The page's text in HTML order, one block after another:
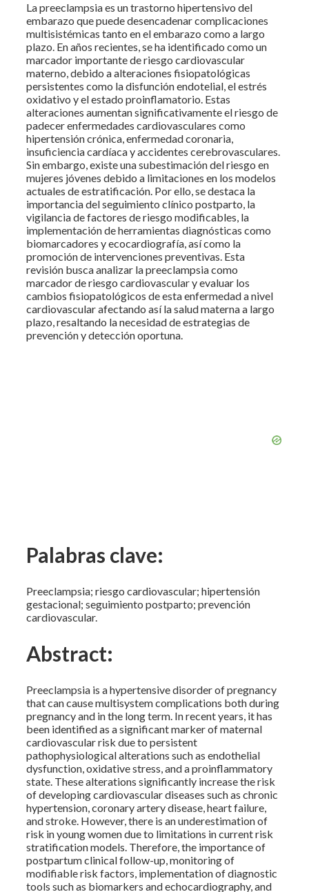
La preeclampsia es un trastorno hipertensivo del
embarazo que puede desencadenar complicaciones
multisistémicas tanto en el embarazo como a largo
plazo. En años recientes, se ha identificado como un
marcador importante de riesgo cardiovascular
materno, debido a alteraciones fisiopatológicas
persistentes como la disfunción endotelial, el estrés
oxidativo y el estado proinflamatorio. Estas
alteraciones aumentan significativamente el riesgo de
padecer enfermedades cardiovasculares como
hipertensión crónica, enfermedad coronaria,
insuficiencia cardíaca y accidentes cerebrovasculares.
Sin embargo, existe una subestimación del riesgo en
mujeres jóvenes debido a limitaciones en los modelos
actuales de estratificación. Por ello, se destaca la
importancia del seguimiento clínico postparto, la
vigilancia de factores de riesgo modificables, la
implementación de herramientas diagnósticas como
biomarcadores y ecocardiografía, así como la
promoción de intervenciones preventivas. Esta
revisión busca analizar la preeclampsia como
marcador de riesgo cardiovascular y evaluar los
cambios fisiopatológicos de esta enfermedad a nivel
cardiovascular afectando así la salud materna a largo
plazo, resaltando la necesidad de estrategias de
prevención y detección oportuna.
Palabras clave:
Preeclampsia; riesgo cardiovascular; hipertensión
gestacional; seguimiento postparto; prevención
cardiovascular.
Abstract:
Preeclampsia is a hypertensive disorder of pregnancy
that can cause multisystem complications both during
pregnancy and in the long term. In recent years, it has
been identified as a significant marker of maternal
cardiovascular risk due to persistent
pathophysiological alterations such as endothelial
dysfunction, oxidative stress, and a proinflammatory
state. These alterations significantly increase the risk
of developing cardiovascular diseases such as chronic
hypertension, coronary artery disease, heart failure,
and stroke. However, there is an underestimation of
risk in young women due to limitations in current risk
stratification models. Therefore, the importance of
postpartum clinical follow-up, monitoring of
modifiable risk factors, implementation of diagnostic
tools such as biomarkers and echocardiography, and